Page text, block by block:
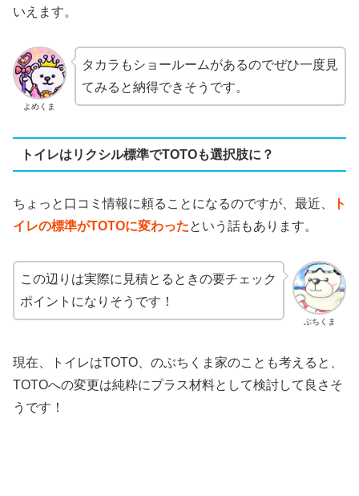
いえます。
よめくま
タカラもショールームがあるのでぜひ一度見
てみると納得できそうです。
トイレはリクシル標準でTOTOも選択肢に？
ちょっと口コミ情報に頼ることになるのですが、最近、
ト
イレの標準がTOTOに変わったという話もあります。
ぶちくま
この辺りは実際に見積とるときの要チェック
ポイントになりそうです！
現在、トイレはTOTO、のぶちくま家のことも考えると、
TOTOへの変更は純粋にプラス材料として検討して良さそ
うです！